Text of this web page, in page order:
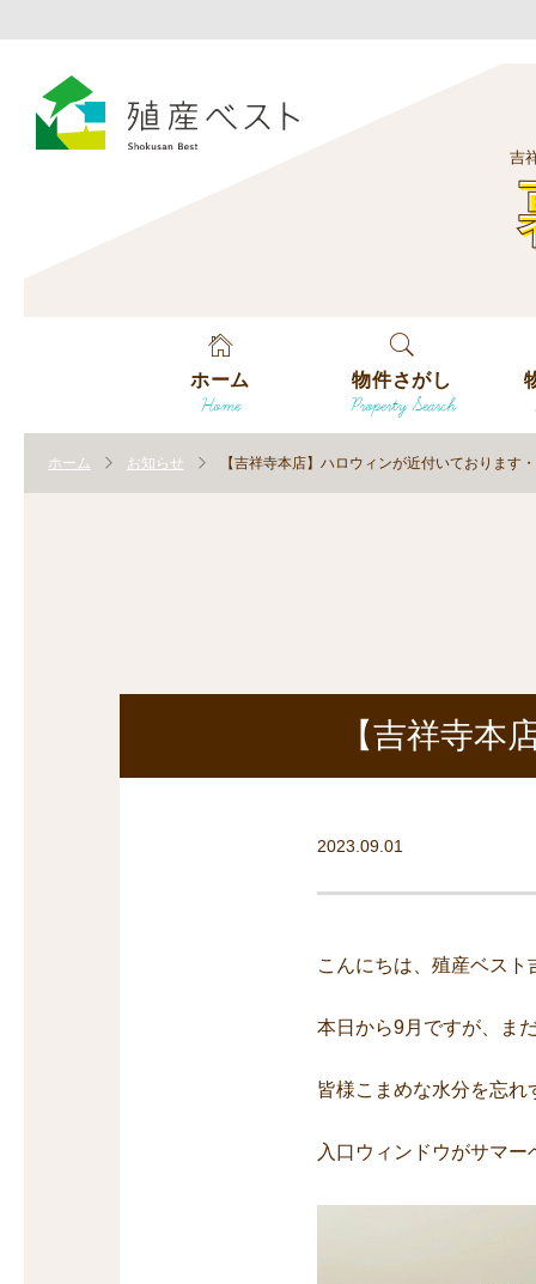
吉
ホーム
Home
物件さがし
Property Search
す
ホーム お知らせ 【吉祥寺本店】ハロウィンが近付いております
【吉祥寺本
2023.09.01
こんにちは、殖産ベスト
本日から9月ですが、ま
皆様こまめな水分を忘れ
入口ウィンドウがサマ